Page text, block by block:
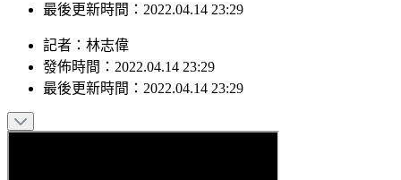
發佈時間：2022.04.14 23:29
記者：林志偉
發佈時間：2022.04.14 23:29